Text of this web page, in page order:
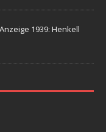
Anzeige 1939: Henkell